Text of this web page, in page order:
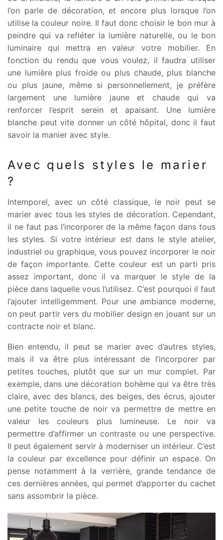
l’on parle de décoration, et encore plus lorsque l’on
utilise la couleur noire. Il faut donc choisir le bon mur à
peindre qui va refléter la lumière naturelle, ou le bon
luminaire qui mettra en valeur votre mobilier. En
fonction du rendu que vous voulez, il faudra utiliser
une lumière plus froide ou plus chaude, plus blanche
ou plus jaune, même si personnellement, je préfère
largement une lumière jaune et chaude qui va
renforcer l’esprit serein et apaisant. Une lumière
blanche peut vite donner un côté hôpital, donc il faut
savoir la manier avec style.
Avec quels styles le marier
?
Intemporel, avec un côté classique, le noir peut se
marier avec tous les styles de décoration. Cependant,
il ne faut pas l’incorporer de la même façon dans tous
les styles. Si votre intérieur est dans le style atelier,
industriel ou graphique, vous pouvez incorporer le noir
de façon importante. Cette couleur est un parti pris
assez important, donc il va marquer le style de la
pièce dans laquelle vous l’utilisez. C’est pourquoi il faut
l’ajouter intelligemment. Pour une ambiance moderne,
on peut partir vers du mobilier design en jouant sur un
contracte noir et blanc.
Bien entendu, il peut se marier avec d’autres styles,
mais il va être plus intéressant de l’incorporer par
petites touches, plutôt que sur un mur complet. Par
exemple, dans une décoration bohème qui va être très
claire, avec des blancs, des beiges, des écrus, ajouter
une petite touche de noir va permettre de mettre en
valeur les couleurs plus lumineuse. Le noir va
permettre d’affirmer un contraste ou une perspective.
Il peut également servir à moderniser un intérieur. C’est
la couleur par excellence pour définir un espace. On
pense notamment à la verrière, grande tendance de
ces dernières années, qui permet d’apporter du cachet
sans assombrir la pièce.